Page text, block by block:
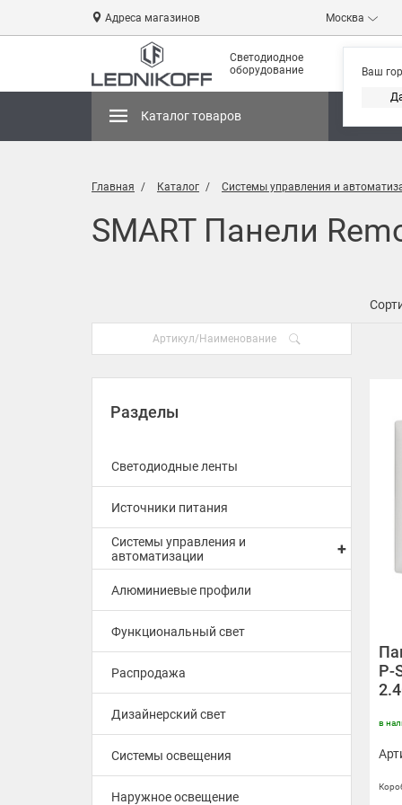
Адреса магазинов Москва
Ваш
Светодиодное
оборудование
Каталог товаров
Главная Каталог Системы управления и
SMART Панели
Разделы
Светодиодные ленты
Источники питания
Системы управления и
автоматизации
+
SMART Пульты
[DIM,MIX,RGB,RGBW]
48V]
SMART Панели Remote [3V]
SMART Панели Remote [230V]
SMART Комплекты [SET]
Алюминиевые профили
Функциональный свет
Распродажа
Дизайнерский свет
Системы освещения
Наружное освещение
P-
в